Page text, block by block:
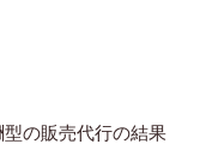
の販売代行の結果